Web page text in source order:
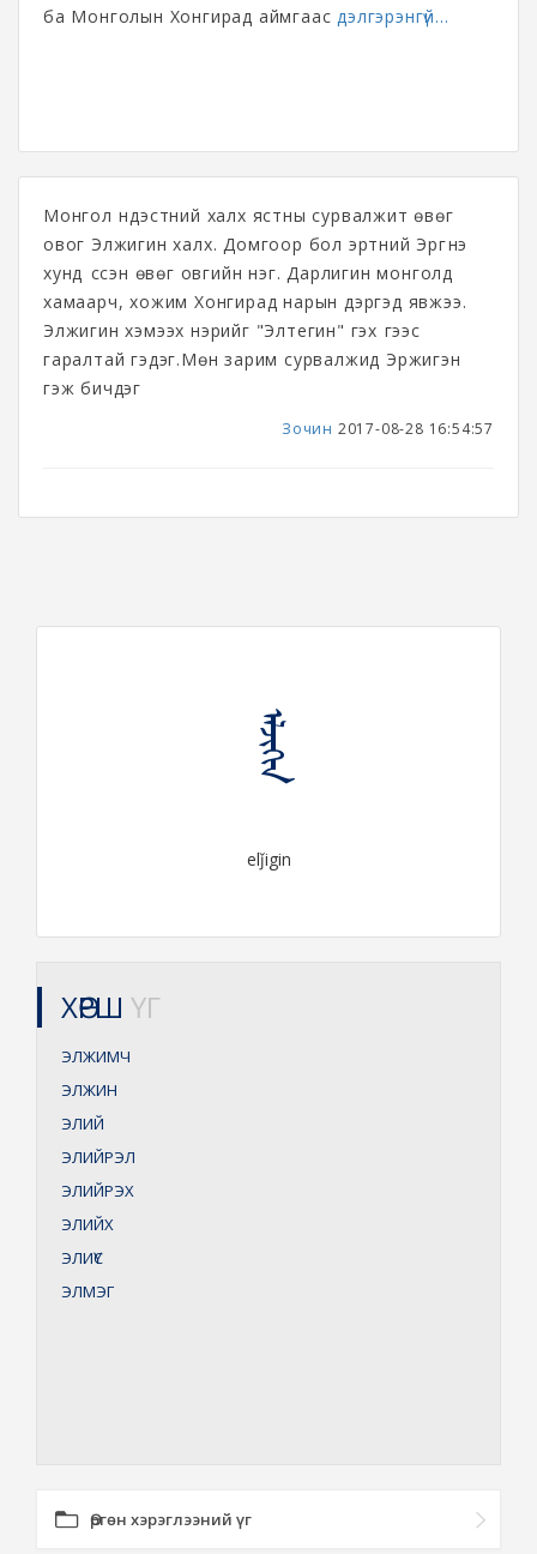
ба Монголын Хонгирад аймгаасдэлгэрэнгүй...
Монгол үндэстний халх ястны сурвалжит өвөг
овог Элжигин халх. Домгоор бол эртний Эргүнэ
хунд үүссэн өвөг овгийн нэг. Дарлигин монголд
хамаарч, хожим Хонгирад нарын дэргэд явжээ.
Элжигин хэмээх нэрийг "Элтегин" гэх үгээс
гаралтай гэдэг.Мөн зарим сурвалжид Эржигэн
гэж бичдэг
Зочин 2017-08-28 16:54:57
ᠡᠯᠵᠢᠭᠢᠨ
elǰigin
ХӨРШ ҮГ
ЭЛЖИМЧ
ЭЛЖИН
ЭЛИЙ
ЭЛИЙРЭЛ
ЭЛИЙРЭХ
ЭЛИЙХ
ЭЛИҮС
ЭЛМЭГ
Өргөн хэрэглээний үг